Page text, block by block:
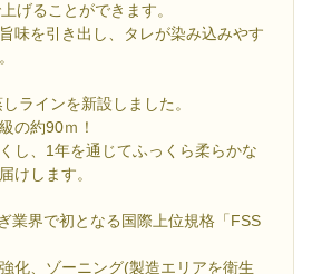
げることができます。
味を引き出し、タレが染み込みやす
ラインを新設しました。
の約90ｍ！
し、1年を通じてふっくら柔らかな
けします。
業界で初となる国際上位規格「FSS
化、ゾーニング(製造エリアを衛生